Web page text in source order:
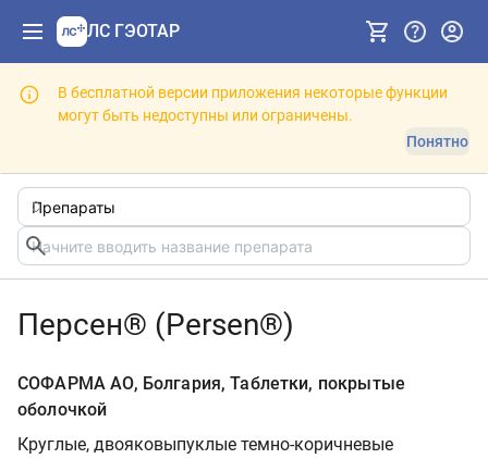
ЛС ГЭОТАР
В бесплатной версии приложения некоторые функции
могут быть недоступны или ограничены.
Понятно
Персен® (Persen®)
СОФАРМА АО, Болгария, Таблетки, покрытые
оболочкой
Круглые, двояковыпуклые темно-коричневые